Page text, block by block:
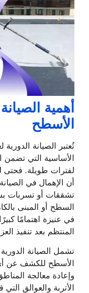
أهمية
الأسطح
تُعتبر الصيانة
الأساسية التي
لفترات طويلة. فحتى
أن الإهمال في
تشققات أو تسربات
السطح أو المبنى
في عنيزة اهتمامًا
المنتظم بعد تنفيذ
تشمل الصيانة
الأسطح للكشف عن
وإعادة معالجة
الأتربة والعوالق